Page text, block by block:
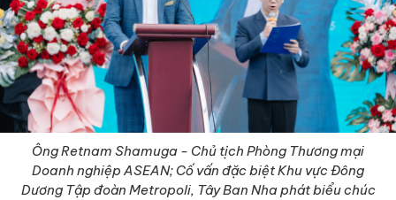
Ông Retnam Shamuga - Chủ tịch Phòng Thương mại
Doanh nghiệp ASEAN; Cố vấn đặc biệt Khu vực Đông
Dương Tập đoàn Metropoli, Tây Ban Nha phát biểu chúc